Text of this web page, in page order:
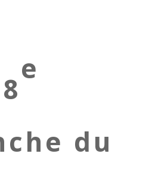
e
du